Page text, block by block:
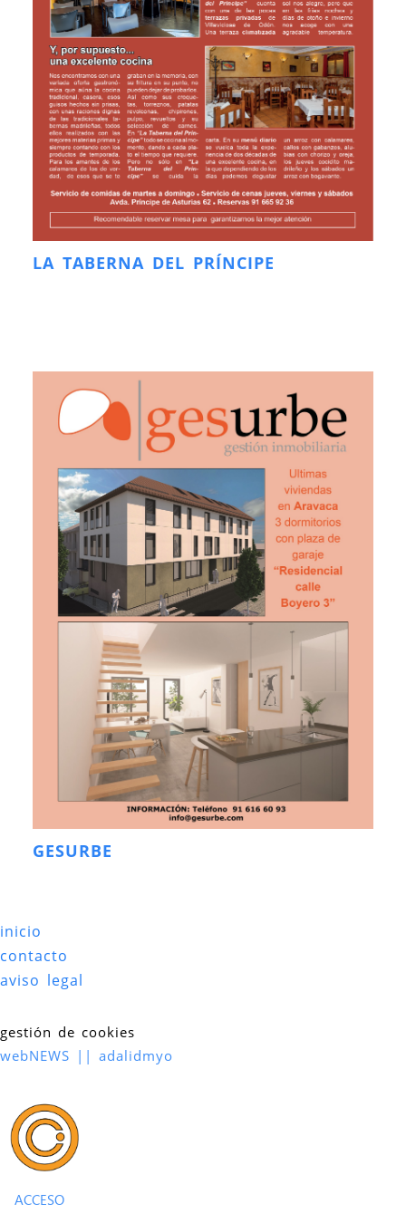
LA TABERNA DEL PRÍNCIPE
GESURBE
inicio
contacto
aviso legal
gestión de cookies
webNEWS || adalidmyo
ACCESO